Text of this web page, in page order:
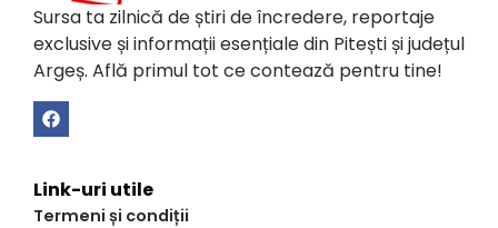
Sursa ta zilnică de știri de încredere, reportaje
exclusive și informații esențiale din Pitești și județul
Argeș. Află primul tot ce contează pentru tine!
Link-uri utile
Termeni și condiții